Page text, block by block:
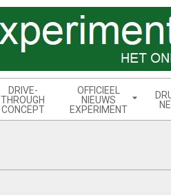
DRIVE-
THROUGH
CONCEPT
OFFICIEEL
NIEUWS
EXPERIMENT